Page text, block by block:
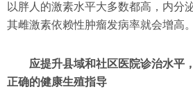
以胖人的激素水平大多数都高，内分
其雌激素依赖性肿瘤发病率就会增高。
应提升县域和社区医院诊治水平
正确的健康生殖指导